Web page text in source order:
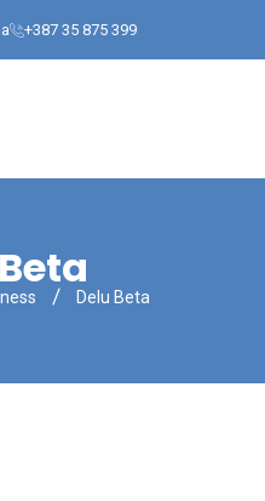
+387 35 875 399
Delu Beta